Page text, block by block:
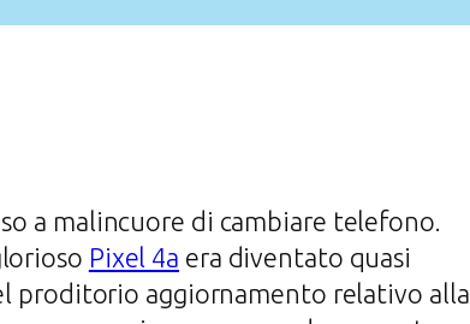
a malincuore di cambiare telefono.
Pixel 4a era diventato quasi
proditorio aggiornamento relativo alla